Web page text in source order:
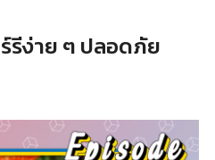
รีง่าย ๆ ปลอดภัย